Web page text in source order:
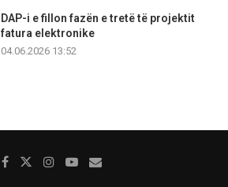
DAP-i e fillon fazën e tretë të projektit
fatura elektronike
04.06.2026 13:52